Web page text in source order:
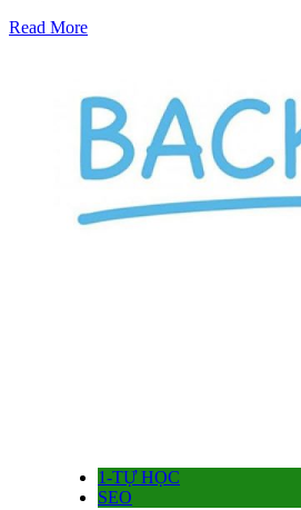
Read More
1-TỰ HỌC
SEO